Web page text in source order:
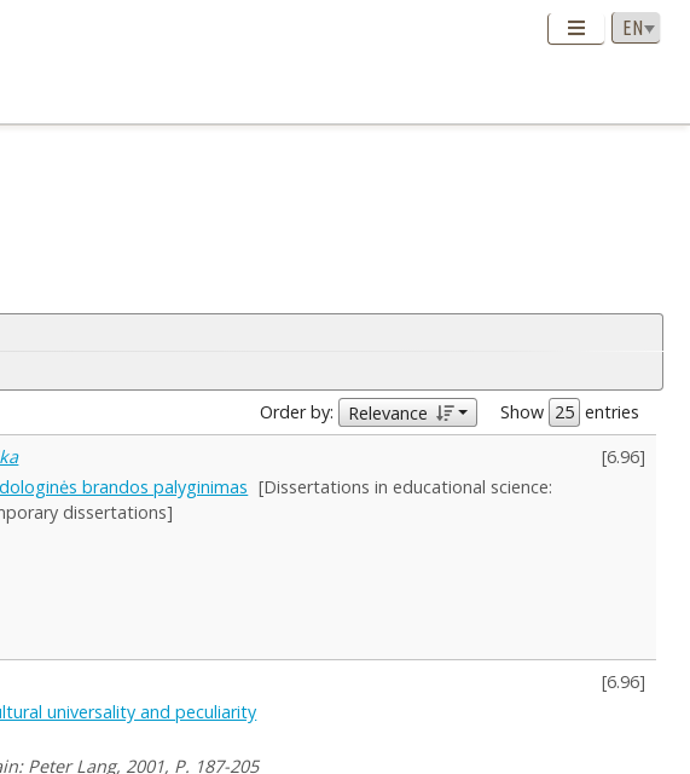
Order by: Relevance Show
entries
[6.96]
brandos palyginimas [Dissertations in educational science:
dissertations]
[6.96]
universality and peculiarity
Peter Lang, 2001, P. 187-205